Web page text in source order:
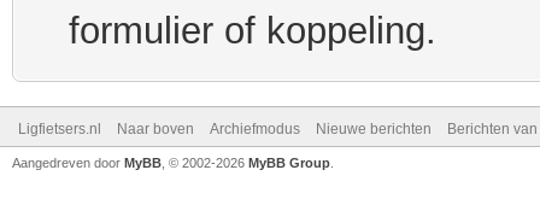
formulier of koppeling.
Ligfietsers.nl Naar boven Archiefmodus Nieuwe berichten Berichten
Aangedreven door MyBB , © 2002-2026 MyBB Group